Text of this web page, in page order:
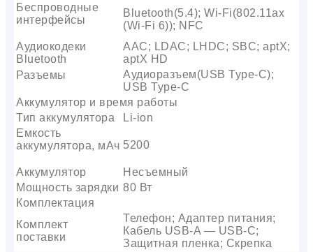
Беспроводные
интерфейсы
Bluetooth(5.4); Wi-Fi(802.11ax
(Wi-Fi 6)); NFC
Аудиокодеки
Bluetooth
AAC; LDAC; LHDC; SBC; aptX;
aptX HD
Разъемы
Аудиоразъем(USB Type-C);
USB Type-C
Аккумулятор и время работы
Тип аккумулятора
Li-ion
Емкость
аккумулятора, мАч 5200
Аккумулятор
Несъемный
Мощность зарядки 80 Вт
Комплектация
Комплект
поставки
Телефон; Адаптер питания;
Кабель USB-A — USB-C;
Защитная пленка; Скрепка